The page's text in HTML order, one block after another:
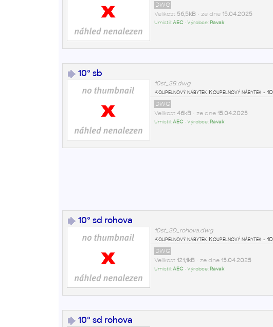
DWG
Velikost 56,5kB• ze dne 15.04.2025
Umístil:AEC• Výrobce: Ravak
10° sb
10st_SB.dwg
Koupelnový nábytek Koupelnový nábytek -
DWG
Velikost 46kB• ze dne 15.04.2025
Umístil:AEC• Výrobce: Ravak
10° sd rohova
10st_SD_rohova.dwg
Koupelnový nábytek Koupelnový nábytek -
DWG
Velikost 121,1kB• ze dne 15.04.2025
Umístil:AEC• Výrobce: Ravak
10° sd rohova